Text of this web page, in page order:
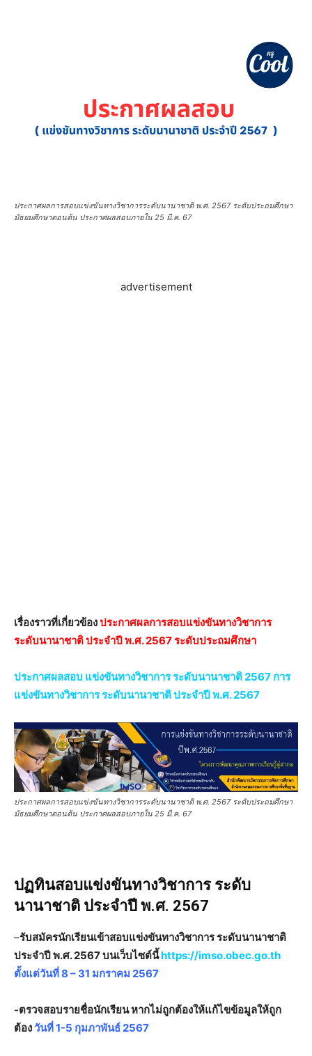
ประกาศผลการสอบแข่งขันทางวิชาการระดับนานาชาติ พ.ศ. 2567 ระดับประถมศึกษา
มัธยมศึกษาตอนต้น ประกาศผลสอบภายใน 25 มี.ค. 67
advertisement
เรื่องราวที่เกี่ยวข้องประกาศผลการสอบแข่งขันทางวิชาการ
ระดับนานาชาติ ประจำปี พ.ศ. 2567 ระดับประถมศึกษา
ประกาศผลสอบ แข่งขันทางวิชาการ ระดับนานาชาติ 2567 การ
แข่งขันทางวิชาการ ระดับนานาชาติ ประจำปี พ.ศ. 2567
ประกาศผลการสอบแข่งขันทางวิชาการระดับนานาชาติ พ.ศ. 2567 ระดับประถมศึกษา
มัธยมศึกษาตอนต้น ประกาศผลสอบภายใน 25 มี.ค. 67
ปฏทินสอบแข่งขันทางวิชาการ ระดับ
นานาชาติ ประจำปี พ.ศ. 2567
–รับสมัครนักเรียนเข้าสอบแข่งขันทางวิชาการ ระดับนานาชาติ
ประจำปี พ.ศ. 2567 บนเว็บไซต์นี้https://imso.obec.go.th
ตั้งแต่วันที่ 8 – 31 มกราคม 2567
-ตรวจสอบรายชื่อนักเรียน หากไม่ถูกต้องให้แก้ไขข้อมูลให้ถูก
ต้องวันที่ 1-5 กุมภาพันธ์ 2567